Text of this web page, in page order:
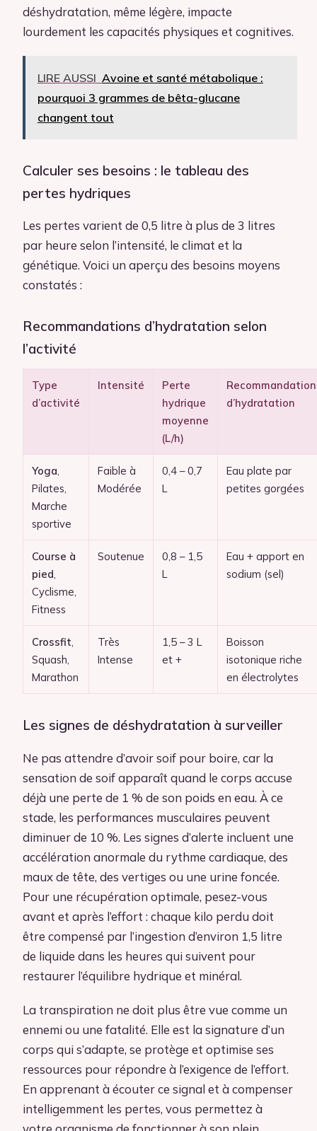
déshydratation, même légère, impacte
lourdement les capacités physiques et cognitives.
LIRE AUSSI Avoine et santé métabolique :
pourquoi 3 grammes de bêta-glucane
changent tout
Calculer ses besoins : le tableau des
pertes hydriques
Les pertes varient de 0,5 litre à plus de 3 litres
par heure selon l’intensité, le climat et la
génétique. Voici un aperçu des besoins moyens
constatés :
Recommandations d’hydratation selon
l’activité
Type
d’activité
Intensité
Perte
hydrique
moyenne
(L/h)
Recommandation
d’hydratation
Yoga,
Pilates,
Marche
sportive
Faible à
Modérée
0,4 – 0,7
L
Eau plate par
petites gorgées
Course à
pied,
Cyclisme,
Fitness
Soutenue
0,8 – 1,5
L
Eau + apport en
sodium (sel)
Crossfit,
Squash,
Marathon
Très
Intense
1,5 – 3 L
et +
Boisson
isotonique riche
en électrolytes
Les signes de déshydratation à surveiller
Ne pas attendre d’avoir soif pour boire, car la
sensation de soif apparaît quand le corps accuse
déjà une perte de 1 % de son poids en eau. À ce
stade, les performances musculaires peuvent
diminuer de 10 %. Les signes d’alerte incluent une
accélération anormale du rythme cardiaque, des
maux de tête, des vertiges ou une urine foncée.
Pour une récupération optimale, pesez-vous
avant et après l’effort : chaque kilo perdu doit
être compensé par l’ingestion d’environ 1,5 litre
de liquide dans les heures qui suivent pour
restaurer l’équilibre hydrique et minéral.
La transpiration ne doit plus être vue comme un
ennemi ou une fatalité. Elle est la signature d’un
corps qui s’adapte, se protège et optimise ses
ressources pour répondre à l’exigence de l’effort.
En apprenant à écouter ce signal et à compenser
intelligemment les pertes, vous permettez à